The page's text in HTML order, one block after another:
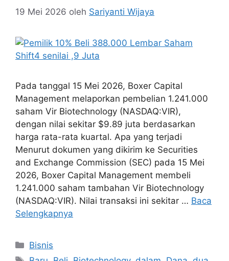
19 Mei 2026 oleh Sariyanti Wijaya
Pada tanggal 15 Mei 2026, Boxer Capital
Management melaporkan pembelian 1.241.000
saham Vir Biotechnology (NASDAQ:VIR),
dengan nilai sekitar $9.89 juta berdasarkan
harga rata-rata kuartal. Apa yang terjadi
Menurut dokumen yang dikirim ke Securities
and Exchange Commission (SEC) pada 15 Mei
2026, Boxer Capital Management membeli
1.241.000 saham tambahan Vir Biotechnology
(NASDAQ:VIR). Nilai transaksi ini sekitar … Baca
Selengkapnya
Kategori
Bisnis
Tag